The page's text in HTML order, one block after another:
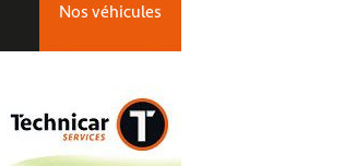
Nos véhicules